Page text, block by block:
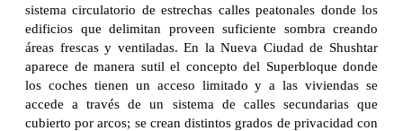
sistema circulatorio de estrechas calles peatonales donde los
edificios que delimitan proveen suficiente sombra creando
áreas frescas y ventiladas. En la Nueva Ciudad de Shushtar
aparece de manera sutil el concepto del Superbloque donde
los coches tienen un acceso limitado y a las viviendas se
accede a través de un sistema de calles secundarias que
cubierto por arcos; se crean distintos grados de privacidad con